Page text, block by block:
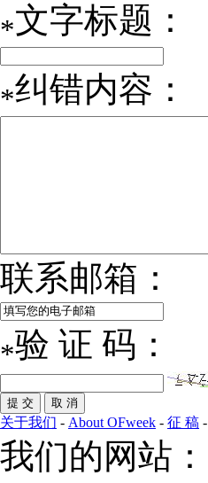
*文字标题：
*纠错内容：
联系邮箱：
*验 证 码：
关于我们 - About OFweek - 征 稿 -
我们的网站：